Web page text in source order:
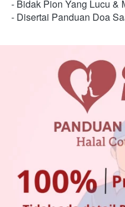
- Bidak Pion Yang Lucu &
- Disertai Panduan Doa